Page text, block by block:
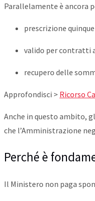
Parallelamente è ancora
prescrizione
valido per contratti
recupero delle
Approfondisci > Ricorso
Anche in questo ambito,
che l’Amministrazione
Perché è
Il Ministero non paga